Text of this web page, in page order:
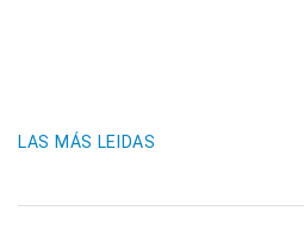
LAS MÁS LEIDAS